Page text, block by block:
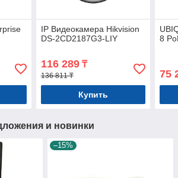
IP Видеокамера Hikvision
DS-2CD2187G3-LIY
116 289₸
136 811 ₸
Купить
8
75
и новинки
–15%